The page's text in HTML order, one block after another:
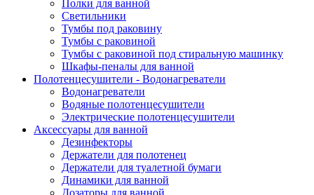
Полки для ванной
Светильники
Тумбы под раковину
Тумбы с раковиной
Тумбы с раковиной под стиральную машинку
Шкафы-пеналы для ванной
Полотенцесушители - Водонагреватели
Водонагреватели
Водяные полотенцесушители
Электрические полотенцесушители
Аксессуары для ванной
Дезинфекторы
Держатели для полотенец
Держатели для туалетной бумаги
Динамики для ванной
Дозаторы для ванной